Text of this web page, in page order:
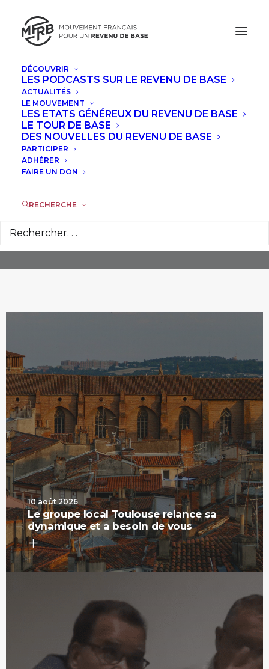
DÉCOUVRIR
LES PODCASTS SUR LE REVENU DE BASE
ACTUALITÉS
LE MOUVEMENT
LES ETATS GÉNÉREUX DU REVENU DE BASE
LE TOUR DE BASE
DES NOUVELLES DU REVENU DE BASE
PARTICIPER
ADHÉRER
FAIRE UN DON
RECHERCHE
10 août 2026
Le groupe local Toulouse relance sa
dynamique et a besoin de vous